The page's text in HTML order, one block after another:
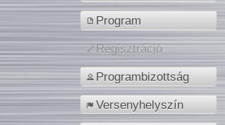
Program
Regisztráció
Programbizottság
Versenyhelyszín